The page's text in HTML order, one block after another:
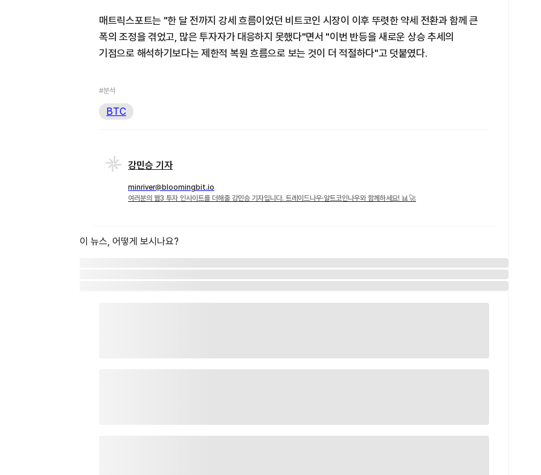
매트릭스포트는 "한 달 전까지 강세 흐름이었던 비트코인 시장이 이후 뚜렷한 약세 전환과 함께 큰
폭의 조정을 겪었고, 많은 투자자가 대응하지 못했다"면서 "이번 반등을 새로운 상승 추세의
기점으로 해석하기보다는 제한적 복원 흐름으로 보는 것이 더 적절하다"고 덧붙였다.
#분석
BTC
강민승 기자
minriver@bloomingbit.io
여러분의 웹3 투자 인사이트를 더해줄 강민승 기자입니다. 트레이드나우·알트코인나우와 함께하세요! 📊🚀
이 뉴스, 어떻게 보시나요?